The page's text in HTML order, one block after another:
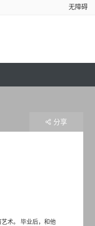
无障碍
术。 毕业后，和他
分享